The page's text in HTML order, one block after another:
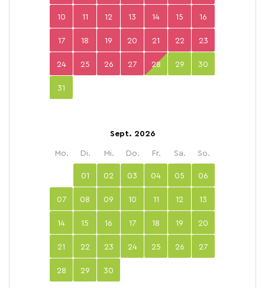
10 11 12 13 14 15 16
17 18 19 20 21 22 23
24 25 26 27 28 29 30
31
Sept. 2026
Mo. Di. Mi. Do. Fr. Sa. So.
01 02 03 04 05 06
07 08 09 10 11 12 13
14 15 16 17 18 19 20
21 22 23 24 25 26 27
28 29 30